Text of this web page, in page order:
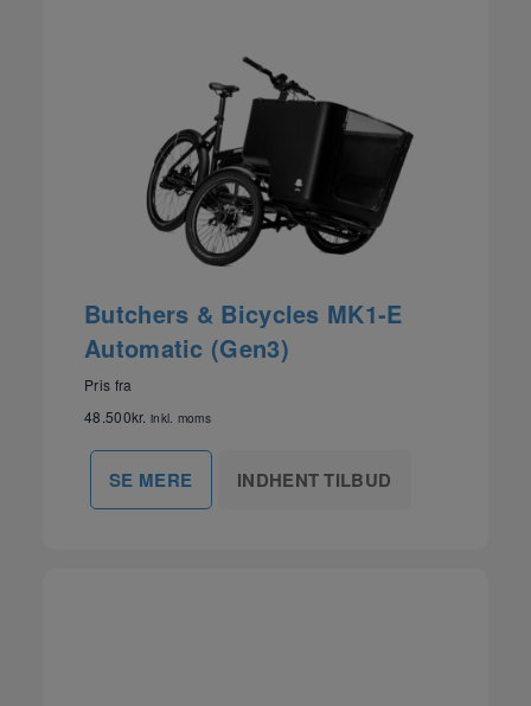
Butchers & Bicycles MK1-E
Automatic (Gen3)
Pris fra
48.500kr. inkl. moms
SE MERE INDHENT TILBUD